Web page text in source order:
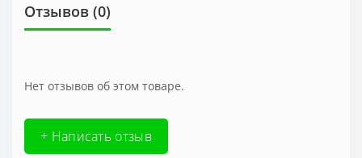
Отзывов (0)
Нет отзывов об этом товаре.
+ Написать отзыв